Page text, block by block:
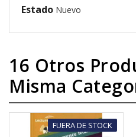
Estado Nuevo
16 Otros
Misma
FUERA DE STOCK